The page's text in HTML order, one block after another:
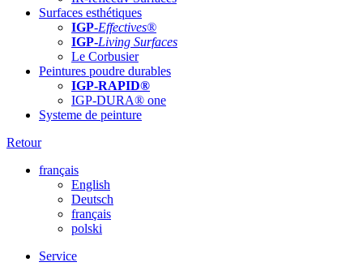
Surfaces esthétiques
IGP-Effectives®
IGP-Living Surfaces
Le Corbusier
Peintures poudre durables
IGP-RAPID®
IGP-DURA® one
Systeme de peinture
Retour
français
English
Deutsch
français
polski
Service